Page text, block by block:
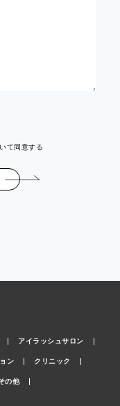
て同意する
アイラッシュサロン
ン クリニック
の他